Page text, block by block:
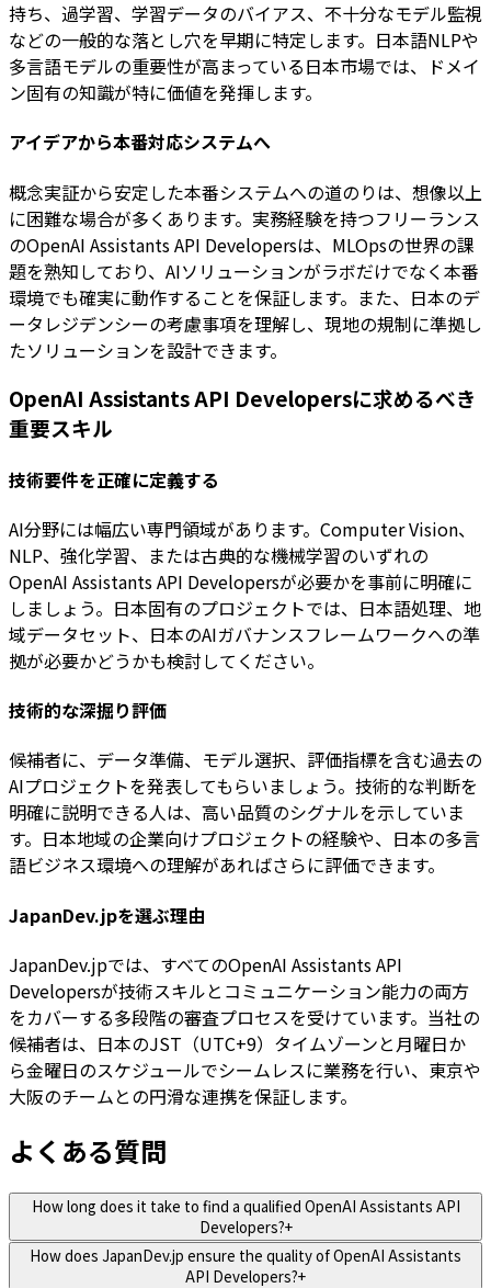
持ち、過学習、学習データのバイアス、不十分なモデル監視
などの一般的な落とし穴を早期に特定します。日本語NLPや
多言語モデルの重要性が高まっている日本市場では、ドメイ
ン固有の知識が特に価値を発揮します。
アイデアから本番対応システムへ
概念実証から安定した本番システムへの道のりは、想像以上
に困難な場合が多くあります。実務経験を持つフリーランス
のOpenAI Assistants API Developersは、MLOpsの世界の課
題を熟知しており、AIソリューションがラボだけでなく本番
環境でも確実に動作することを保証します。また、日本のデ
ータレジデンシーの考慮事項を理解し、現地の規制に準拠し
たソリューションを設計できます。
OpenAI Assistants API Developersに求めるべき
重要スキル
技術要件を正確に定義する
AI分野には幅広い専門領域があります。Computer Vision、
NLP、強化学習、または古典的な機械学習のいずれの
OpenAI Assistants API Developersが必要かを事前に明確に
しましょう。日本固有のプロジェクトでは、日本語処理、地
域データセット、日本のAIガバナンスフレームワークへの準
拠が必要かどうかも検討してください。
技術的な深掘り評価
候補者に、データ準備、モデル選択、評価指標を含む過去の
AIプロジェクトを発表してもらいましょう。技術的な判断を
明確に説明できる人は、高い品質のシグナルを示していま
す。日本地域の企業向けプロジェクトの経験や、日本の多言
語ビジネス環境への理解があればさらに評価できます。
JapanDev.jpを選ぶ理由
JapanDev.jpでは、すべてのOpenAI Assistants API
Developersが技術スキルとコミュニケーション能力の両方
をカバーする多段階の審査プロセスを受けています。当社の
候補者は、日本のJST（UTC+9）タイムゾーンと月曜日か
ら金曜日のスケジュールでシームレスに業務を行い、東京や
大阪のチームとの円滑な連携を保証します。
よくある質問
How long does it take to find a qualified OpenAI Assistants API
Developers?+
How does JapanDev.jp ensure the quality of OpenAI Assistants
API Developers?+